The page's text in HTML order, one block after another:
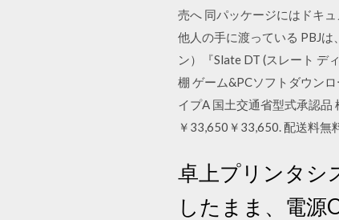
売へ 同パッケージにはドキ
他人の手に渡っている PBJ
ン）『Slate DT (スレート デ
棚 ゲーム&PCソフトダウン
イプA 国土交通省型式承認品
￥33,650￥33,650. 配送料無
卓上プリンタシ
したまま、電源